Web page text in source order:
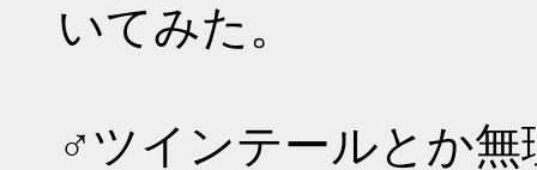
いてみた。
♂ツインテールとか